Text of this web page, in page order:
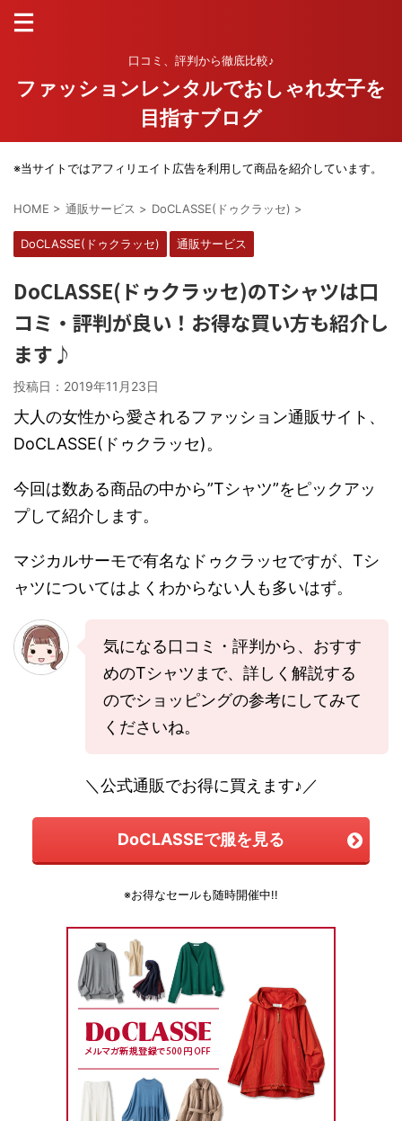
口コミ、評判から徹底比較♪
ファッションレンタルでおしゃれ女子を
目指すブログ
※当サイトではアフィリエイト広告を利用して商品を紹介しています。
HOME > 通販サービス > DoCLASSE(ドゥクラッセ) >
DoCLASSE(ドゥクラッセ) 通販サービス
DoCLASSE(ドゥクラッセ)のTシャツは口
コミ・評判が良い！お得な買い方も紹介し
ます♪
投稿日： 2019年11月23日
大人の女性から愛されるファッション通販サイト、
DoCLASSE(ドゥクラッセ)。
今回は数ある商品の中から”Tシャツ”をピックアッ
プして紹介します。
マジカルサーモで有名なドゥクラッセですが、Tシ
ャツについてはよくわからない人も多いはず。
気になる口コミ・評判から、おすす
めのTシャツまで、詳しく解説する
のでショッピングの参考にしてみて
くださいね。
＼公式通販でお得に買えます♪／
DoCLASSEで服を見る
※お得なセールも随時開催中!!